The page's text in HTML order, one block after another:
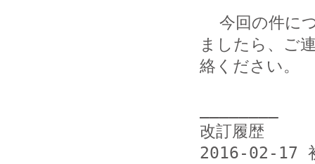
ましたら、ご
絡ください。
改訂履歴
2016-02-17